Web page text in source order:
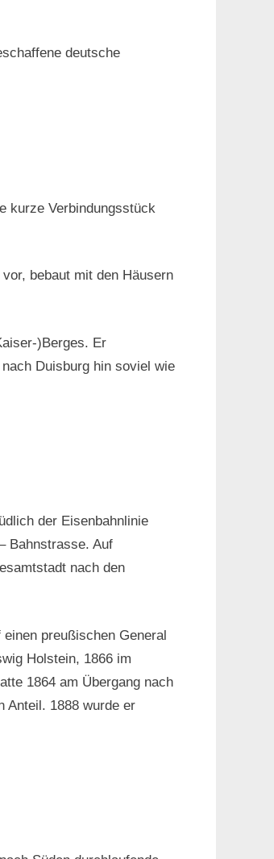
deutsche
kurze Verbindungsstück
bebaut mit den Häusern
)Berges. Er
Duisburg hin soviel wie
der Eisenbahnlinie
Bahnstrasse. Auf
nach den
preußischen General
Holstein, 1866 im
1864 am Übergang nach
Anteil. 1888 wurde er